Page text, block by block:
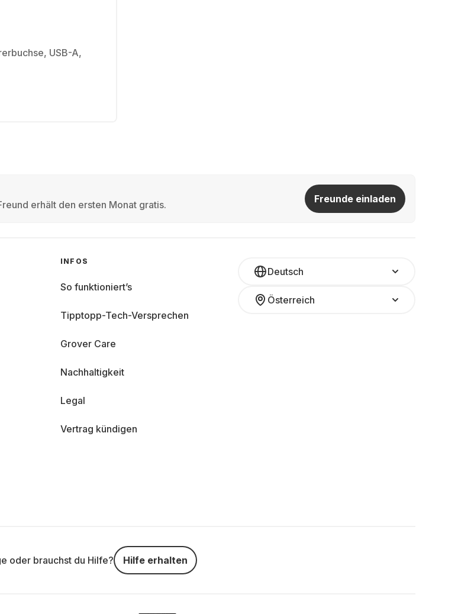
USB-A,
erhält den ersten Monat gratis.
Freunde einladen
Deutsch
Österreich
INFOS
So funktioniert’s
Tipptopp-Tech-Versprechen
Grover Care
Nachhaltigkeit
Legal
Vertrag kündigen
oder brauchst du Hilfe? Hilfe erhalten